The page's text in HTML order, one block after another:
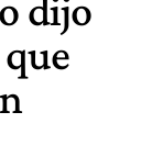
dijo